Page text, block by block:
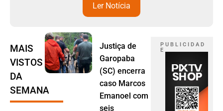
Ler Notícia
MAIS
VISTOS
DA
SEMANA
Justiça de
Garopaba
(SC) encerra
caso Marcos
Emanoel com
seis
P U B L I C I D A D
E